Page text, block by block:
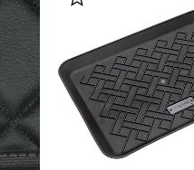
Lägg till i